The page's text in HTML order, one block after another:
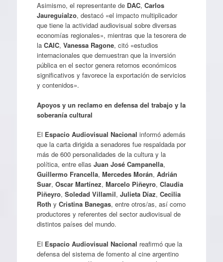
Asimismo, el representante de DAC, Carlos
Jaureguialzo, destacó «el impacto multiplicador
que tiene la actividad audiovisual sobre diversas
economías regionales», mientras que la tesorera de
la CAIC, Vanessa Ragone, citó «estudios
internacionales que demuestran que la inversión
pública en el sector genera retornos económicos
significativos y favorece la exportación de servicios
y contenidos».
Apoyos y un reclamo en defensa del trabajo y la
soberanía cultural
El Espacio Audiovisual Nacional informó además
que la carta dirigida a senadores fue respaldada por
más de 600 personalidades de la cultura y la
política, entre ellas Juan José Campanella,
Guillermo Francella, Mercedes Morán, Adrián
Suar, Oscar Martínez, Marcelo Piñeyro, Claudia
Piñeyro, Soledad Villamil, Julieta Díaz, Cecilia
Roth y Cristina Banegas, entre otros/as, así como
productores y referentes del sector audiovisual de
distintos países del mundo.
El Espacio Audiovisual Nacional reafirmó que la
defensa del sistema de fomento al cine argentino